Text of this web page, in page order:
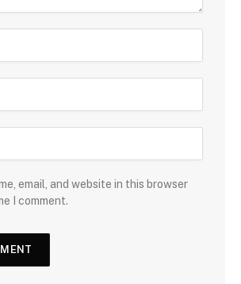
email, and website in this browser
I comment.